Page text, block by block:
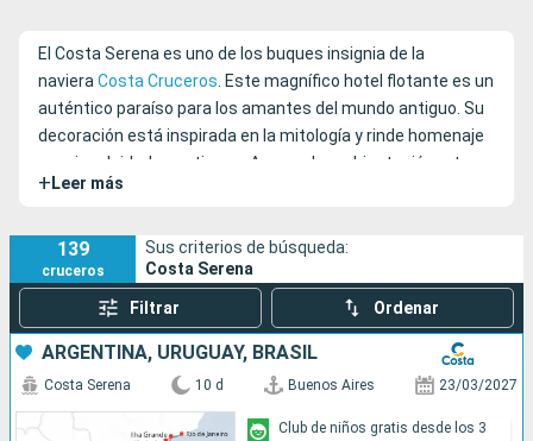
El Costa Serena es uno de los buques insignia de la
navieraCosta Cruceros. Este magnífico hotel flotante es un
auténtico paraíso para los amantes del mundo antiguo. Su
decoración está inspirada en la mitología y rinde homenaje
a varias deidades antiguas. Aunque la ambientación retro
invita a viajar en el tiempo, el confort y la seguridad del
vanguardia que posee.
+ Leer más
139
cruceros
Sus criterios de búsqueda:
Costa Serena
Filtrar Ordenar
ARGENTINA, URUGUAY, BRASIL
Costa Serena 10 d Buenos Aires 23/03/2027
Club de niños gratis desde los 3